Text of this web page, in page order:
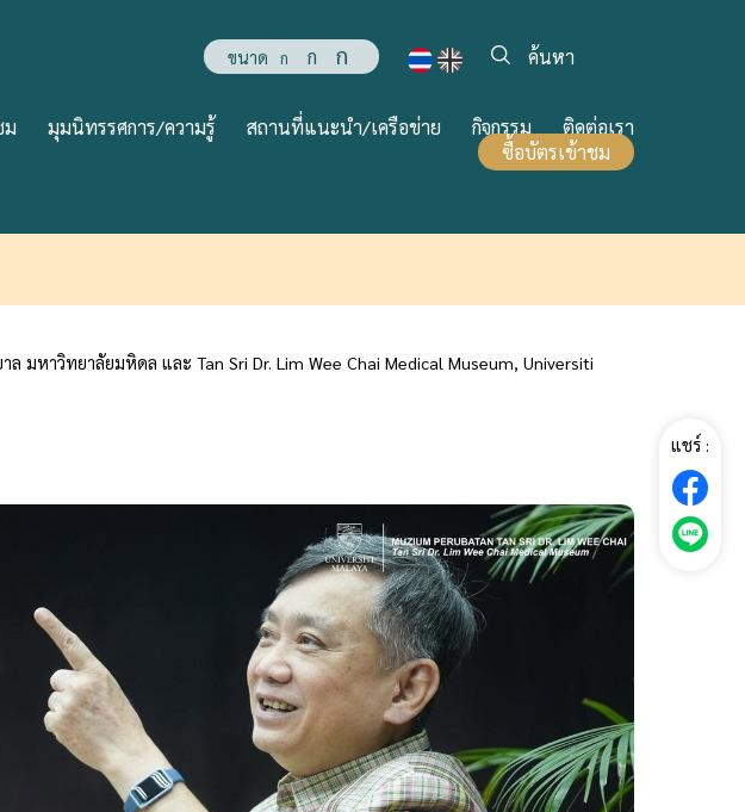
ขนาด ก ก ก
ม มุมนิทรรศการ/ความรู้ สถานที่แนะนำ/เครือข่าย กิจกรรม
ติดต่อเรา
ซื้อบัตรเข้าชม
าวิทยาลัยมหิดล และ Tan Sri Dr. Lim Wee Chai Medical Museum, Universiti
แชร์ :